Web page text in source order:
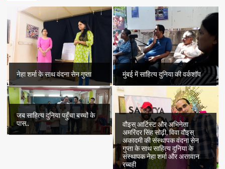
नेहा शर्मा के साथ वंदना सेन गुप्ता मुंबई में साहित्य दुनिया की वर्कशॉप
जब साहित्य दुनिया पहुँचा बच्चों के
पास..
वौइस् आर्टिस्ट और अभिनेता
अमरिंदर सिंह सोढ़ी, विवा वौइस्
अकादमी की संस्थापक वंदना सेन
गुप्ता के साथ साहित्य दुनिया के
संस्थापक नेहा शर्मा और अरग़वान
रब्बही